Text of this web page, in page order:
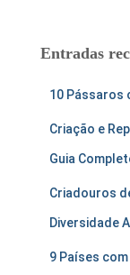
Entradas
10 Pássaros
Criação e
Guia
Criadouros
Diversidade
9 Países